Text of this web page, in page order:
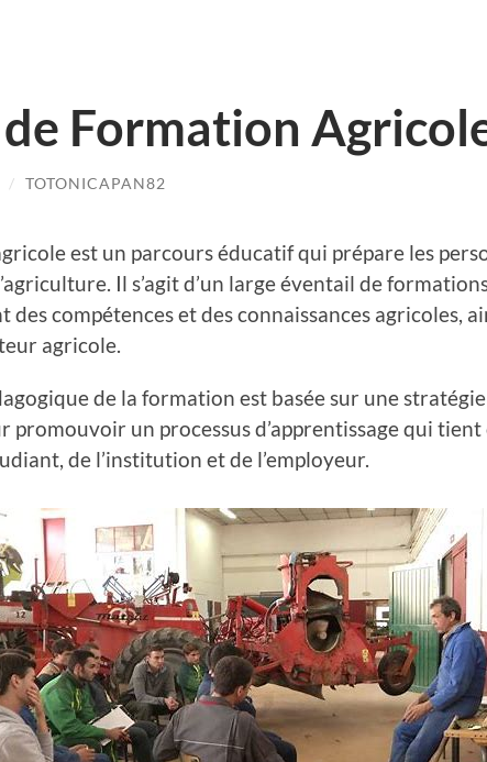
Formation
/ TOTONICAPAN82
est un parcours éducatif qui prépare les
Il s’agit d’un large éventail de
des compétences et des connaissances agricoles,
agricole.
de la formation est basée sur une
promouvoir un processus d’apprentissage qui tient
de l’institution et de l’employeur.